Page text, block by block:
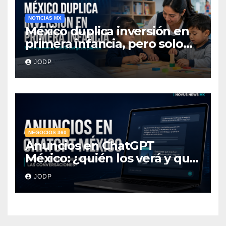
NOTICIAS MX
México duplica inversión en
primera infancia, pero solo
destina 2.53% del gasto
público
JODP
NEGOCIOS 360
Anuncios en ChatGPT
México: ¿quién los verá y qué
pasará con las
conversaciones?
JODP